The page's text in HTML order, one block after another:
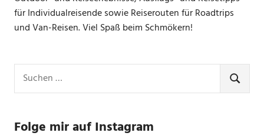
für Individualreisende sowie Reiserouten für Roadtrips
und Van-Reisen. Viel Spaß beim Schmökern!
nach:
SUCHEN
Folge mir auf Instagram